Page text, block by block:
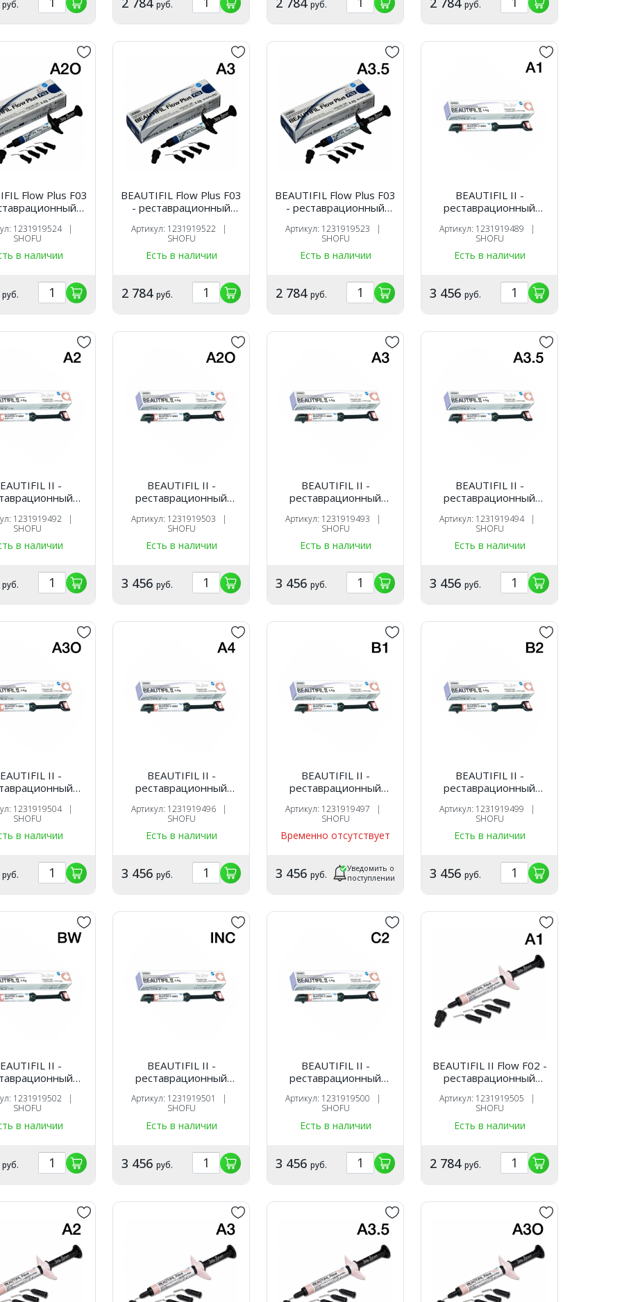
руб. руб. руб. руб.
Flow Plus F03
шприц 2,2 гр.,
SHOFU
1231919524 |
SHOFU
в наличии
руб.
BEAUTIFIL Flow Plus F03
- реставрационный
A3, шприц 2,2 гр.,
SHOFU
Артикул: 1231919522 |
SHOFU
Есть в наличии
2 784 руб.
BEAUTIFIL Flow Plus F03
- реставрационный
A3.5, шприц 2,2 гр.,
SHOFU
Артикул: 1231919523 |
SHOFU
Есть в наличии
2 784 руб.
BEAUTIFIL II -
реставрационный
материал, цвет A1,
шприц 4,5 гр., SHOFU
Артикул: 1231919489 |
SHOFU
Есть в наличии
3 456 руб.
II -
цвет A2,
4,5 гр., SHOFU
1231919492 |
SHOFU
в наличии
руб.
BEAUTIFIL II -
реставрационный
материал, цвет A2O,
шприц 4,5 гр., SHOFU
Артикул: 1231919503 |
SHOFU
Есть в наличии
3 456 руб.
BEAUTIFIL II -
реставрационный
материал, цвет A3,
шприц 4,5 гр., SHOFU
Артикул: 1231919493 |
SHOFU
Есть в наличии
3 456 руб.
BEAUTIFIL II -
реставрационный
материал, цвет A3.5,
шприц 4,5 гр., SHOFU
Артикул: 1231919494 |
SHOFU
Есть в наличии
3 456 руб.
II -
цвет A3O,
4,5 гр., SHOFU
1231919504 |
SHOFU
в наличии
руб.
BEAUTIFIL II -
реставрационный
материал, цвет A4,
шприц 4,5 гр., SHOFU
Артикул: 1231919496 |
SHOFU
Есть в наличии
3 456 руб.
BEAUTIFIL II -
реставрационный
материал, цвет B1,
шприц 4,5 гр., SHOFU
Артикул: 1231919497 |
SHOFU
Временно отсутствует
3 456 руб.
Уведомить о
поступлении
BEAUTIFIL II -
реставрационный
материал, цвет B2,
шприц 4,5 гр., SHOFU
Артикул: 1231919499 |
SHOFU
Есть в наличии
3 456 руб.
II -
цвет BW,
4,5 гр., SHOFU
1231919502 |
SHOFU
в наличии
руб.
BEAUTIFIL II -
реставрационный
материал, цвет INC,
шприц 4,5 гр., SHOFU
Артикул: 1231919501 |
SHOFU
Есть в наличии
3 456 руб.
BEAUTIFIL II -
реставрационный
материал, цвет С2,
шприц 4,5 гр., SHOFU
Артикул: 1231919500 |
SHOFU
Есть в наличии
3 456 руб.
BEAUTIFIL II Flow F02 -
реставрационный
A1, шприц 2 гр., SHOFU
Артикул: 1231919505 |
SHOFU
Есть в наличии
2 784 руб.